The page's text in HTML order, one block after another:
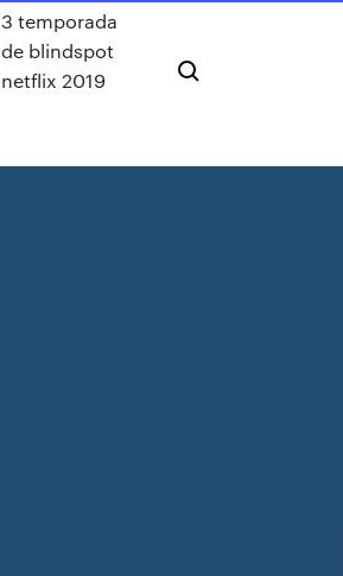
3 temporada
de blindspot
netflix 2019